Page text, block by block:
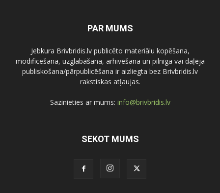
PAR MUMS
Jebkura Brivbridis.lv publicēto materiālu kopēšana,
modificēšana, uzglabāšana, arhivēšana un pilnīga vai daļēja
publiskošana/pārpublicēšana ir aizliegta bez Brivbridis.lv
rakstiskas atļaujas.
Sazinieties ar mums: info@brivbridis.lv
SEKOT MUMS